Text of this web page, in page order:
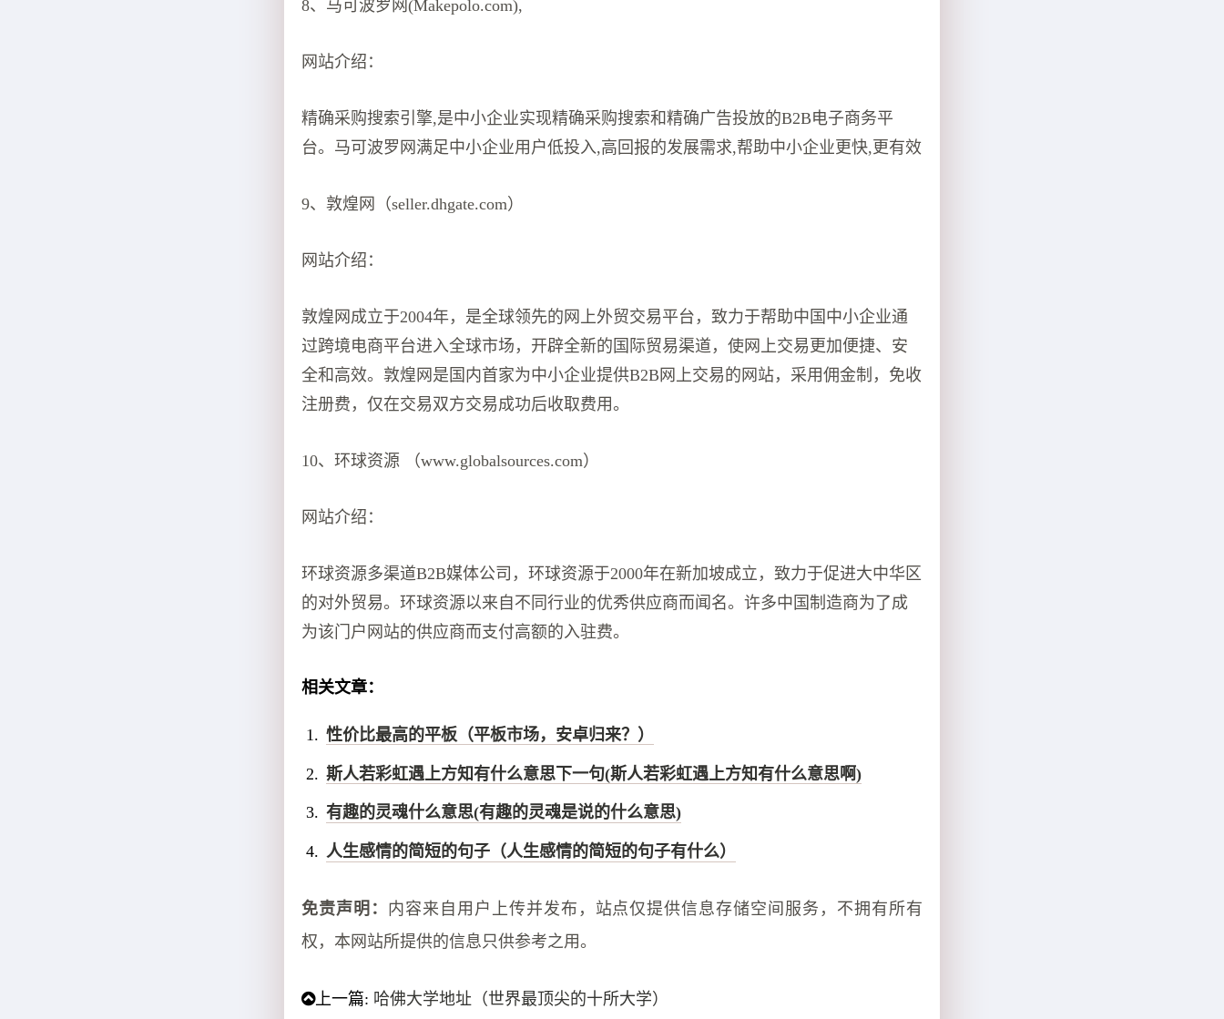
8、马可波罗网(Makepolo.com),
网站介绍：
精确采购搜索引擎,是中小企业实现精确采购搜索和精确广告投放的B2B电子商务平
台。马可波罗网满足中小企业用户低投入,高回报的发展需求,帮助中小企业更快,更有效
9、敦煌网（seller.dhgate.com）
网站介绍：
敦煌网成立于2004年，是全球领先的网上外贸交易平台，致力于帮助中国中小企业通
过跨境电商平台进入全球市场，开辟全新的国际贸易渠道，使网上交易更加便捷、安
全和高效。敦煌网是国内首家为中小企业提供B2B网上交易的网站，采用佣金制，免收
注册费，仅在交易双方交易成功后收取费用。
10、环球资源 （www.globalsources.com）
网站介绍：
环球资源多渠道B2B媒体公司，环球资源于2000年在新加坡成立，致力于促进大中华区
的对外贸易。环球资源以来自不同行业的优秀供应商而闻名。许多中国制造商为了成
为该门户网站的供应商而支付高额的入驻费。
相关文章：
性价比最高的平板（​平板市场，安卓归来？）
斯人若彩虹遇上方知有什么意思下一句(斯人若彩虹遇上方知有什么意思啊)
有趣的灵魂什么意思(有趣的灵魂是说的什么意思)
人生感情的简短的句子（人生感情的简短的句子有什么）
免责声明： 内容来自用户上传并发布，站点仅提供信息存储空间服务，不拥有所有
权，本网站所提供的信息只供参考之用。
上一篇: 哈佛大学地址（世界最顶尖的十所大学）